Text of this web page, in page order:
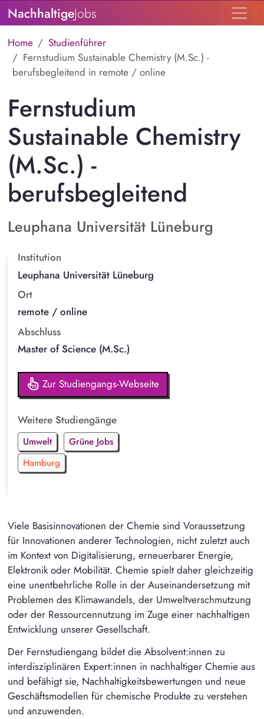
NachhaltigeJobs
Home
Studienführer
Fernstudium Sustainable Chemistry (M.Sc.) -
berufsbegleitend in remote / online
Fernstudium
Sustainable Chemistry
(M.Sc.) -
berufsbegleitend
Leuphana Universität Lüneburg
Institution
Leuphana Universität Lüneburg
Ort
remote / online
Abschluss
Master of Science (M.Sc.)
Zur Studiengangs-Webseite
Weitere Studiengänge
Umwelt
Grüne Jobs
Hamburg
Viele Basisinnovationen der Chemie sind Voraussetzung
für Innovationen anderer Technologien, nicht zuletzt auch
im Kontext von Digitalisierung, erneuerbarer Energie,
Elektronik oder Mobilität. Chemie spielt daher gleichzeitig
eine unentbehrliche Rolle in der Auseinandersetzung mit
Problemen des Klimawandels, der Umweltverschmutzung
oder der Ressourcennutzung im Zuge einer nachhaltigen
Entwicklung unserer Gesellschaft.
Der Fernstudiengang bildet die Absolvent:innen zu
interdisziplinären Expert:innen in nachhaltiger Chemie aus
und befähigt sie, Nachhaltigkeitsbewertungen und neue
Geschäftsmodellen für chemische Produkte zu verstehen
und anzuwenden.